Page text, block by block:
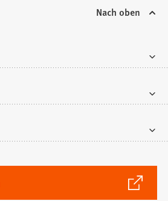
Nach oben